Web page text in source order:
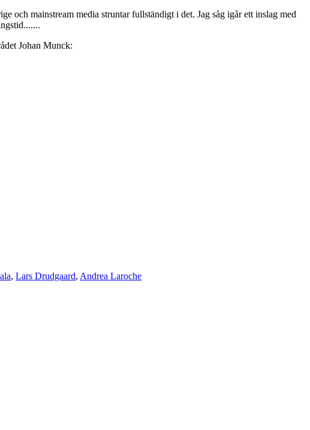
och mainstream media struntar fullständigt i det. Jag såg igår ett inslag med
Johan Munck:
, Lars Drudgaard, Andrea Laroche